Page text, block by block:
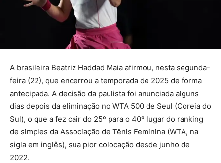
A brasileira Beatriz Haddad Maia afirmou, nesta segunda-
feira (22), que encerrou a temporada de 2025 de forma
antecipada. A decisão da paulista foi anunciada alguns
dias depois da eliminação no WTA 500 de Seul (Coreia do
Sul), o que a fez cair do 25º para o 40º lugar do ranking
de simples da Associação de Tênis Feminina (WTA, na
sigla em inglês), sua pior colocação desde junho de
2022.